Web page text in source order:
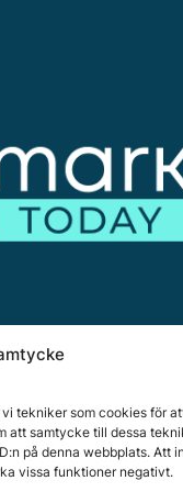
tekniker som cookies för
att samtycke till dessa
på denna webbplats. Att
vissa funktioner negativt.
15050,Policy för